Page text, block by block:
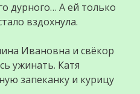
дурного… А ей только
вздохнула.
Ивановна и свёкор
ужинать. Катя
запеканку и курицу